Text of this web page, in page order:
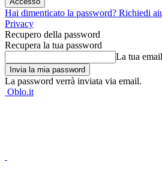
Hai dimenticato la password? Richiedi
Privacy
Recupero della password
Recupera la tua password
La tua email
La password verrà inviata via email.
Oblo.it